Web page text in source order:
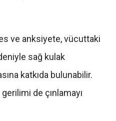
ve anksiyete, vücuttaki
sağ kulak
katkıda bulunabilir.
de çınlamayı